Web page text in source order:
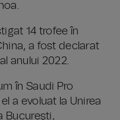
14 trofee în
a fost declarat
anului 2022.
în Saudi Pro
a evoluat la Unirea
Bucureşti,